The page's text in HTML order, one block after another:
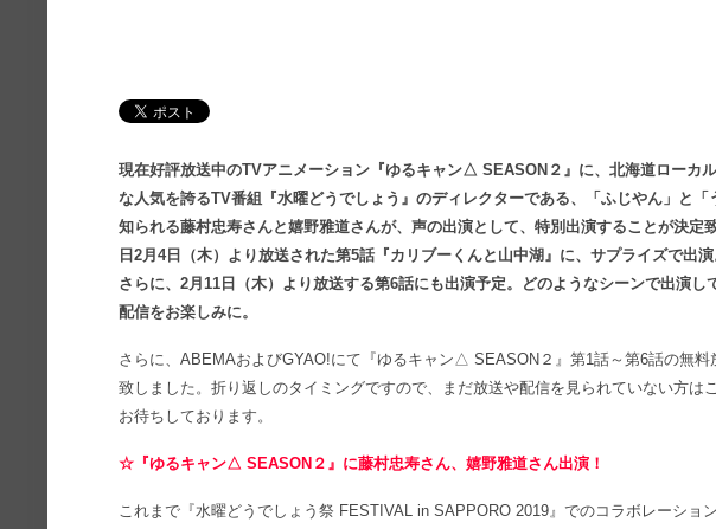
現在好評放送中のTVアニメーション『ゆるキャン△ SEASON２』に、北海道ローカ
な人気を誇るTV番組『水曜どうでしょう』のディレクターである、「ふじやん」と「
知られる藤村忠寿さんと嬉野雅道さんが、声の出演として、特別出演することが決定
日2月4日（木）より放送された第5話『カリブーくんと山中湖』に、サプライズで出演
さらに、2月11日（木）より放送する第6話にも出演予定。どのようなシーンで出演し
配信をお楽しみに。
さらに、ABEMAおよびGYAO!にて『ゆるキャン△ SEASON２』第1話～第6話の無料
致しました。折り返しのタイミングですので、まだ放送や配信を見られていない方は
お待ちしております。
☆『ゆるキャン△ SEASON２』に藤村忠寿さん、嬉野雅道さん出演！
これまで『水曜どうでしょう祭 FESTIVAL in SAPPORO 2019』でのコラボレーショ